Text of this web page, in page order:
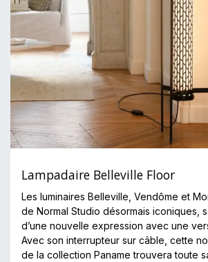
Lampadaire Belleville Floor
Les luminaires Belleville, Vendôme et
de Normal Studio désormais iconiques,
d’une nouvelle expression avec une
Avec son interrupteur sur câble, cette
de la collection Paname trouvera toute